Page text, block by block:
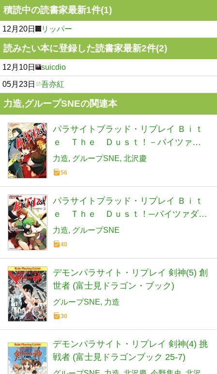
積読中の読書家最新1件(1)
12月20日 リッパー
読みたい本に登録した読書家最新2件(2)
12月10日 suicdio
05月23日 吾亦紅
力造,グループSNEの関連本
パラサイトブラッド・リプレイ Ｂｉｔ
ｅ Ｔｈｅ Ｄｕｓｔ！－バイツァダ
スト！－（１） (富士見ドラゴンブック
31-1)
力造 グループSNE 北沢慶
56
パラサイトブラッド・リプレイ Ｂｉｔ
ｅ Ｔｈｅ Ｄｕｓｔ！─バイツァダス
ト！─（２） (富士見ドラゴン・ブック)
力造 グループSNE
40
デモンパラサイト・リプレイ 剣神(5) 創
世者 (富士見ドラゴン・ブック)
グループSNE 力造
30
デモンパラサイト・リプレイ 剣神(4) 挑
戦者 (富士見ドラゴンブック 25-7)